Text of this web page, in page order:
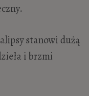
stanowi dużą
i brzmi